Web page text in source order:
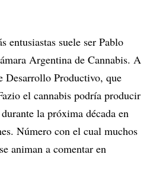
entusiastas suele ser Pablo
Argentina de Cannabis. A
Desarrollo Productivo, que
el cannabis podría producir
durante la próxima década en
Número con el cual muchos
animan a comentar en